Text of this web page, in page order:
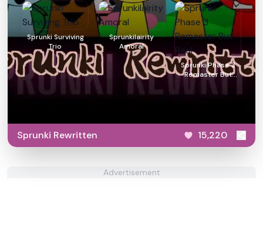
Sprunki Surviving
Trio
Sprunkilairity
Amoral
Sprunki Phase 3
Remaster But
Real
Sprunki Rewritten 15,220
Advertisement